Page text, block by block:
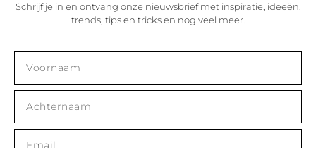
Schrijf je in en ontvang onze nieuwsbrief met inspiratie, ideeën,
trends, tips en tricks en nog veel meer.